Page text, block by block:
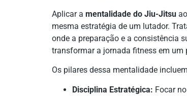
Aplicar a mentalidade do Jiu-Jitsu
mesma estratégia de um lutador.
onde a preparação e a consistência
transformar a jornada fitness em um
Os pilares dessa mentalidade
Disciplina Estratégica: Focar